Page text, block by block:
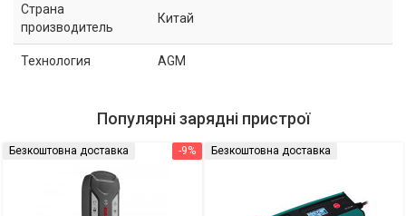
Страна
производитель
Китай
Технология AGM
Популярні зарядні пристрої
-9%
Безкоштовна доставка Безкоштовна доставка